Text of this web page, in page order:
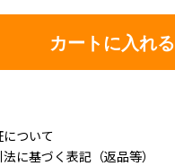
カートに入れる
ついて
に基づく表記（返品等）